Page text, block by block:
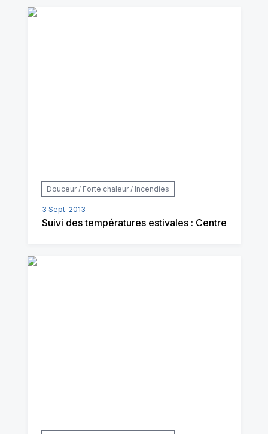
Douceur / Forte chaleur / Incendies
3 Sept. 2013
Suivi des températures estivales : Centre